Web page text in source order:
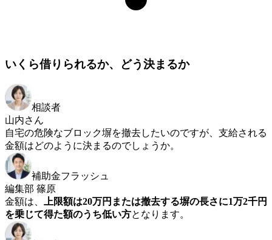
いくら借りられるか、どう決まるか
相談者
山内さん
自宅の危険なブロック塀を撤去したいのですが、支給される
金額はどのように決まるのでしょうか。
補助金フラッシュ
編集部 篠原
金額は、
上限額は20万円または撤去する塀の長さに1万2千円
を乗じて得た額のうち低い方となります。